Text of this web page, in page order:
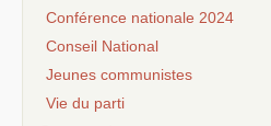
Conférence nationale 2024
Conseil National
Jeunes communistes
Vie du parti